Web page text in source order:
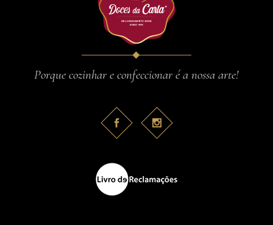
Porque cozinhar e confeccionar é a nossa arte!